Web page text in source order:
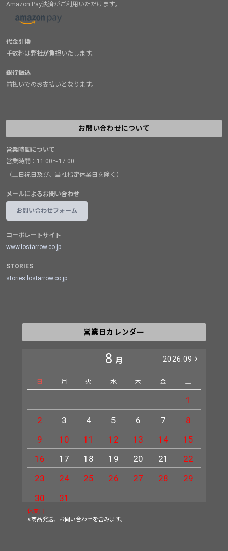
Amazon Pay決済がご利用いただけます。
代金引換
手数料は弊社が負担いたします。
銀行振込
前払いでのお支払いとなります。
お問い合わせについて
営業時間について
営業時間：11:00～17:00
（土日祝日及び、当社指定休業日を除く）
メールによるお問い合わせ
お問い合わせフォーム
コーポレートサイト
www.lostarrow.co.jp
STORIES
stories.lostarrow.co.jp
営業日カレンダー
8 月 2026.09
日 月 火 水 木 金 土
1
2
3 4 5 6 7
8
9
10 11 12 13 14
15
16
17 18 19 20 21
22
23
24 25 26 27 28
29
30
31
休業日
※商品発送、お問い合わせを含みます。